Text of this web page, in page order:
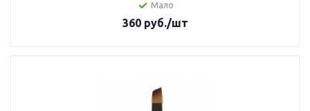
Мало
360 руб./шт